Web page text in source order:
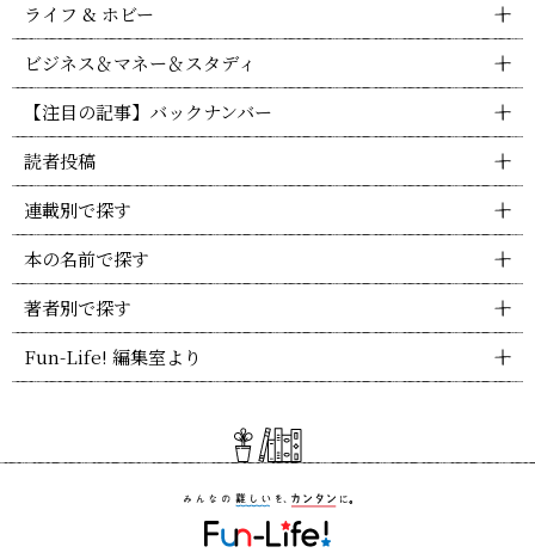
ライフ & ホビー
ビジネス＆マネー＆スタディ
【注目の記事】バックナンバー
読者投稿
連載別で探す
本の名前で探す
著者別で探す
Fun-Life! 編集室より